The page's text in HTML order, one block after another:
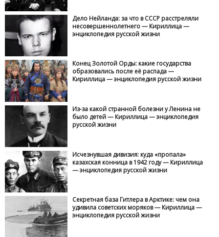
Дело Нейланда: за что в СССР расстреляли
несовершеннолетнего — Кириллица —
энциклопедия русской жизни
Конец Золотой Орды: какие государства
образовались после её распада —
Кириллица — энциклопедия русской жизни
Из-за какой странной болезни у Ленина не
было детей — Кириллица — энциклопедия
русской жизни
Исчезнувшая дивизия: куда «пропала»
казахская конница в 1942 году — Кириллица
— энциклопедия русской жизни
Секретная база Гитлера в Арктике: чем она
удивила советских моряков — Кириллица —
энциклопедия русской жизни